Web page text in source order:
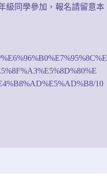
級同學參加，報名請留意本
10